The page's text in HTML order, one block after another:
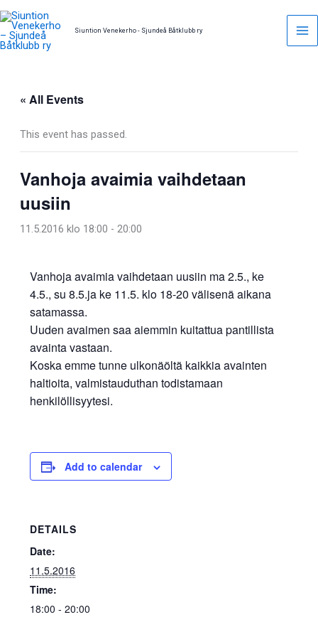
Skip
to
content
Siuntion Venekerho - Sjundeå Båtklubb ry
« All Events
This event has passed.
Vanhoja avaimia vaihdetaan
uusiin
11.5.2016 klo 18:00 - 20:00
Vanhoja avaimia vaihdetaan uusiin ma 2.5., ke
4.5., su 8.5.ja ke 11.5. klo 18-20 välisenä aikana
satamassa.
Uuden avaimen saa aiemmin kuitattua pantillista
avainta vastaan.
Koska emme tunne ulkonäöltä kaikkia avainten
haltioita, valmistauduthan todistamaan
henkilöllisyytesi.
Add to calendar
DETAILS
Date:
11.5.2016
Time:
18:00 - 20:00